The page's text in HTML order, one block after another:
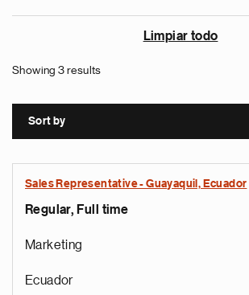
Limpiar todo
Showing 3 results
Sort by
Sales Representative - Guayaquil, Ecuador
Regular, Full time
Marketing
Ecuador